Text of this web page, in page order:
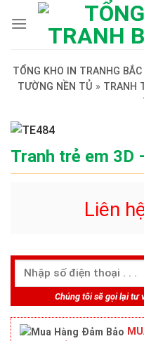
TỔNG KHO IN TRANHG
TƯỜNG NỀN TỦ » TRANH
Tranh trẻ em 3D
Liên
Chúng tôi sẽ gọi lại tư